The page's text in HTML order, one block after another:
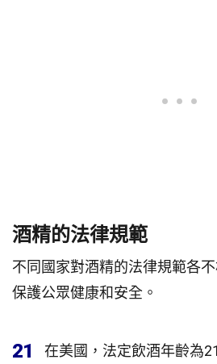
酒精的法律規範
不同國家對酒精的法律規範各
保護公眾健康和安全。
21
在美國，法定飲酒年齡為